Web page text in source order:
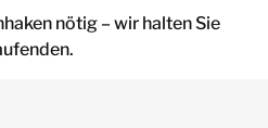
nötig – wir halten Sie